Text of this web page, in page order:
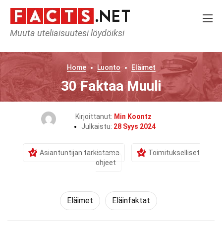
Muuta uteliaisuutesi löydöiksi
Home Luonto Eläimet
30 Faktaa Muuli
Kirjoittanut: Min Koontz
Julkaistu: 28 Syys 2024
Asiantuntijan tarkistama
Toimitukselliset
ohjeet
Eläimet Eläinfaktat